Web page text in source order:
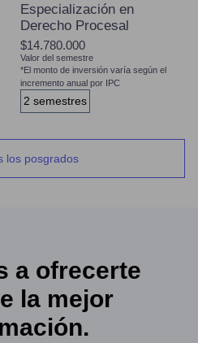
Especialización en
Derecho Procesal
$14.780.000
Valor del semestre
*El monto de inversión varía según el
incremento anual por IPC
2 semestres
los posgrados
a ofrecerte
la mejor